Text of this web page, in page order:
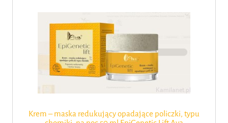
Krem – maska redukujący opadające policzki, typu